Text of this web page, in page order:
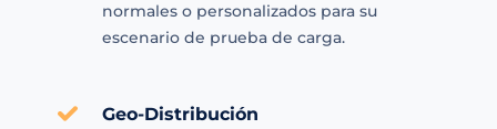
normales o personalizados para su
escenario de prueba de carga.
Geo-Distribución